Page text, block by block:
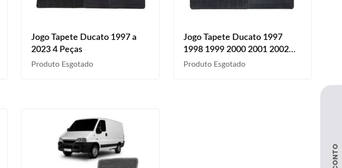
Jogo Tapete Ducato 1997 a
2023 4 Peças
Produto Esgotado
Jogo Tapete Ducato 1997
1998 1999 2000 2001 2002
2003 2004 2005 A 2023 4
Produto Esgotado